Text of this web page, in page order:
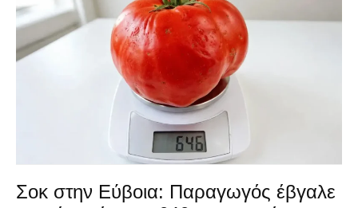
Σοκ στην Εύβοια: Παραγωγός έβγαλε